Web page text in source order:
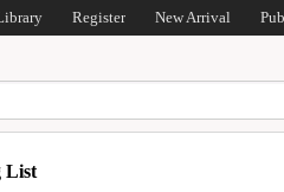
Register New Arrival
List